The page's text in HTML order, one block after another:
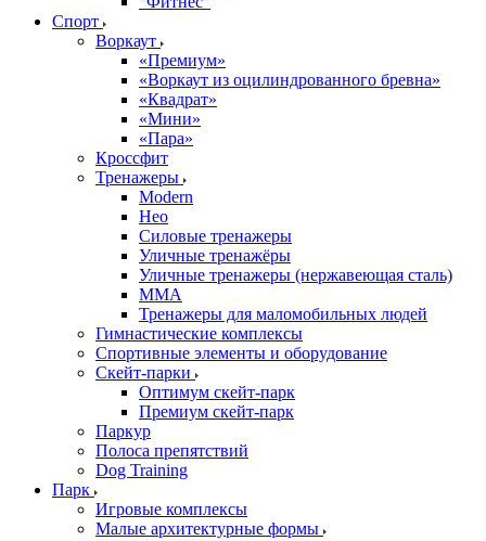
Спорт
Воркаут
«Премиум»
«Воркаут из оцилиндрованного бревна»
«Квадрат»
«Мини»
«Пара»
Кроссфит
Тренажеры
Modern
Нео
Силовые тренажеры
Уличные тренажёры
Уличные тренажеры (нержавеющая сталь)
ММА
Тренажеры для маломобильных людей
Гимнастические комплексы
Спортивные элементы и оборудование
Скейт-парки
Оптимум скейт-парк
Премиум скейт-парк
Паркур
Полоса препятствий
Dog Training
Парк
Игровые комплексы
Малые архитектурные формы